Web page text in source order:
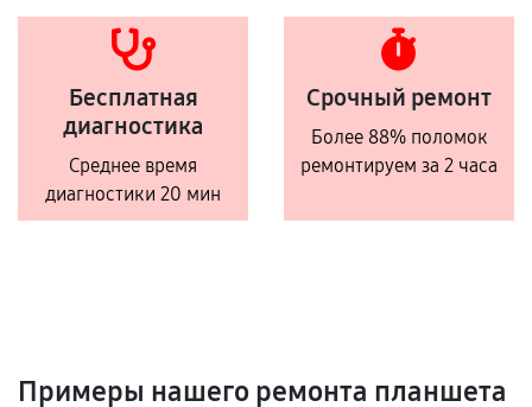
Бесплатная
диагностика
Среднее время
диагностики 20 мин
Срочный ремонт
Более 88% поломок
ремонтируем за 2 часа
Примеры нашего ремонта планшета